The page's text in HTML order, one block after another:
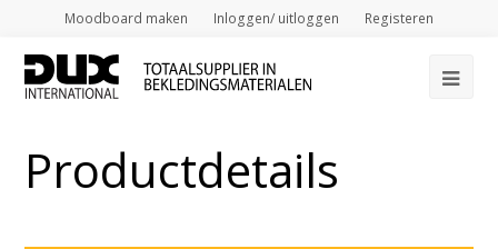
Moodboard maken Inloggen/ uitloggen Registeren
Productdetails